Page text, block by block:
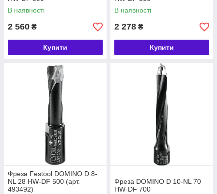
В наявності
2 560 ₴
Купити
В наявності
2 278 ₴
Купити
Фреза Festool DOMINO D 8-
NL 28 HW-DF 500 (арт.
493492)
Фреза DOMINO D 10-NL 70
HW-DF 700